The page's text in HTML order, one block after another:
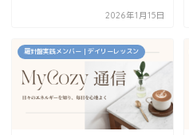
2026年1月15日
羅針盤実践メンバー｜デイリーレッスン